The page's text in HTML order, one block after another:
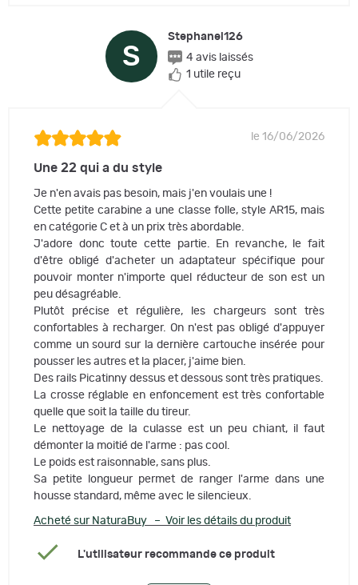
S
Stephanel126
4 avis laissés
1 utile reçu
le 16/06/2026
Une 22 qui a du style
Je n'en avais pas besoin, mais j'en voulais une !
Cette petite carabine a une classe folle, style AR15, mais
en catégorie C et à un prix très abordable.
J'adore donc toute cette partie. En revanche, le fait
d'être obligé d'acheter un adaptateur spécifique pour
pouvoir monter n'importe quel réducteur de son est un
peu désagréable.
Plutôt précise et régulière, les chargeurs sont très
confortables à recharger. On n'est pas obligé d'appuyer
comme un sourd sur la dernière cartouche insérée pour
pousser les autres et la placer, j'aime bien.
Des rails Picatinny dessus et dessous sont très pratiques.
La crosse réglable en enfoncement est très confortable
quelle que soit la taille du tireur.
Le nettoyage de la culasse est un peu chiant, il faut
démonter la moitié de l'arme : pas cool.
Le poids est raisonnable, sans plus.
Sa petite longueur permet de ranger l'arme dans une
housse standard, même avec le silencieux.
Acheté sur NaturaBuy – Voir les détails du produit
L'utilisateur recommande ce produit